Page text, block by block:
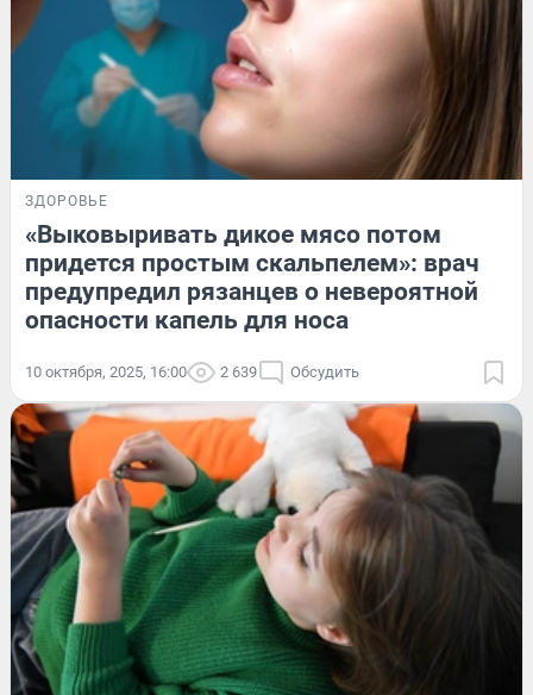
ЗДОРОВЬЕ
«Выковыривать дикое мясо потом
придется простым скальпелем»: врач
предупредил рязанцев о невероятной
опасности капель для носа
10 октября, 2025, 16:00 2 639 Обсудить